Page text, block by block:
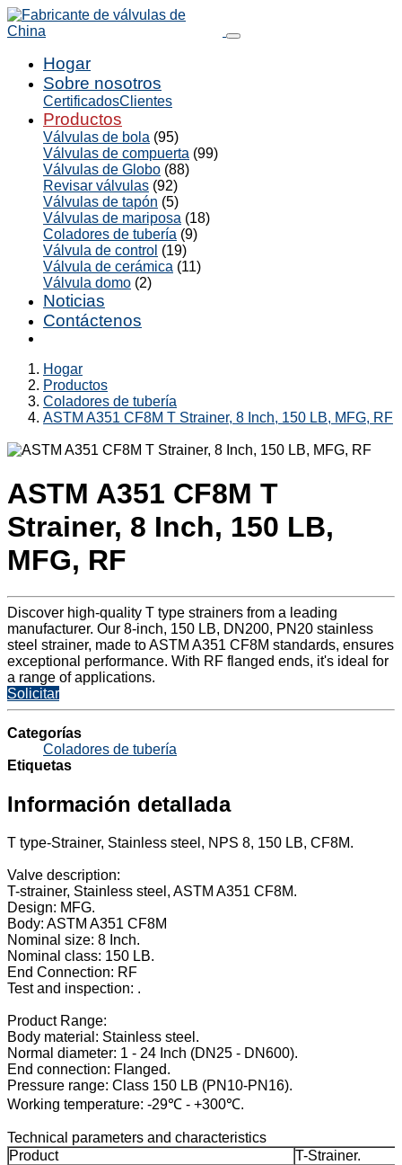
Hogar
Sobre nosotros
CertificadosClientes
Productos
Válvulas de bola (95)
Válvulas de compuerta (99)
Válvulas de Globo (88)
Revisar válvulas (92)
Válvulas de tapón (5)
Válvulas de mariposa (18)
Coladores de tubería (9)
Válvula de control (19)
Válvula de cerámica (11)
Válvula domo (2)
Noticias
Contáctenos
Hogar
Productos
Coladores de tubería
ASTM A351 CF8M T Strainer, 8 Inch, 150 LB, MFG, RF
ASTM A351 CF8M T
Strainer, 8 Inch, 150 LB,
MFG, RF
Discover high-quality T type strainers from a leading
manufacturer. Our 8-inch, 150 LB, DN200, PN20 stainless
steel strainer, made to ASTM A351 CF8M standards, ensures
exceptional performance. With RF flanged ends, it's ideal for
a range of applications.
Solicitar
Categorías
Coladores de tubería
Etiquetas
Información detallada
T type-Strainer, Stainless steel, NPS 8, 150 LB, CF8M.
Valve description:
T-strainer, Stainless steel, ASTM A351 CF8M.
Design: MFG.
Body: ASTM A351 CF8M
Nominal size: 8 Inch.
Nominal class: 150 LB.
End Connection: RF
Test and inspection: .
Product Range:
Body material: Stainless steel.
Normal diameter: 1 - 24 Inch (DN25 - DN600).
End connection: Flanged.
Pressure range: Class 150 LB (PN10-PN16).
Working temperature: -29℃ - +300℃.
Technical parameters and characteristics
Product
T-Strainer.